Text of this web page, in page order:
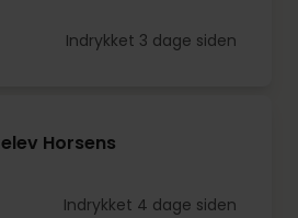
Indrykket 3 dage siden
Horsens
Indrykket 4 dage siden